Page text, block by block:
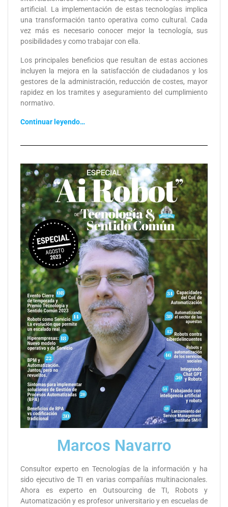
artificial. La implementación de estas tecnologías implica
una transformación tanto operativa como cultural. Cada
vez más es necesario conocer mejor la tecnología, sus
posibilidades y como trabajar con ella.
Los principales beneficios que resultan de estas acciones
incluyen la mejora en la satisfacción de ciudadanos y los
gestores de la administración, reducción de costes, mayor
rapidez en los tramites y aseguramiento del cumplimiento
normativo.
Continuar leyendo…
Marcos Navarro
Consultor experto en Tecnologías de la información y ha
sido ejecutivo de TI en varias compañías multinacionales.
Ahora es experto en Outsourcing de TI, Robots y
Automatización y es profesor universitario y en escuelas de